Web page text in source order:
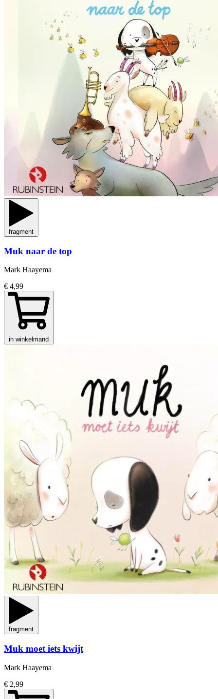
fragment
Muk naar de top
Mark Haayema
€ 4,99
in winkelmand
fragment
Muk moet iets kwijt
Mark Haayema
€ 2,99